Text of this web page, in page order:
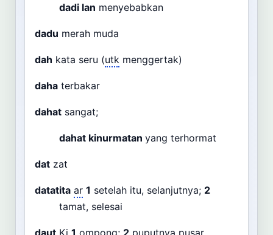
dadi lan menyebabkan
dadu merah muda
dah kata seru (utk menggertak)
daha terbakar
dahat sangat;
dahat kinurmatan yang terhormat
dat zat
datatita ar 1 setelah itu, selanjutnya; 2
tamat, selesai
daut Ki 1 ompong; 2 puputnya pusar